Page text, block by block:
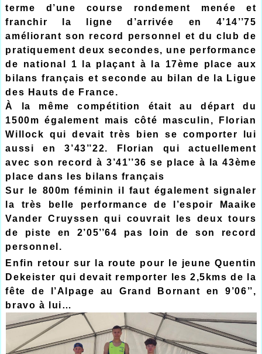
terme d’une course rondement menée et
franchir la ligne d’arrivée en 4’14’’75
améliorant son record personnel et du club de
pratiquement deux secondes, une performance
de national 1 la plaçant à la 17ème place aux
bilans français et seconde au bilan de la Ligue
des Hauts de France.
À la même compétition était au départ du
1500m également mais côté masculin, Florian
Willock qui devait très bien se comporter lui
aussi en 3’43’’22. Florian qui actuellement
avec son record à 3’41’’36 se place à la 43ème
place dans les bilans français
Sur le 800m féminin il faut également signaler
la très belle performance de l’espoir Maaike
Vander Cruyssen qui couvrait les deux tours
de piste en 2’05’’64 pas loin de son record
personnel.
Enfin retour sur la route pour le jeune Quentin
Dekeister qui devait remporter les 2,5kms de la
fête de l’Alpage au Grand Bornant en 9’06’’,
bravo à lui…